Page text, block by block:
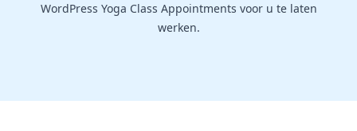
WordPress Yoga Class Appointments voor u te laten
werken.